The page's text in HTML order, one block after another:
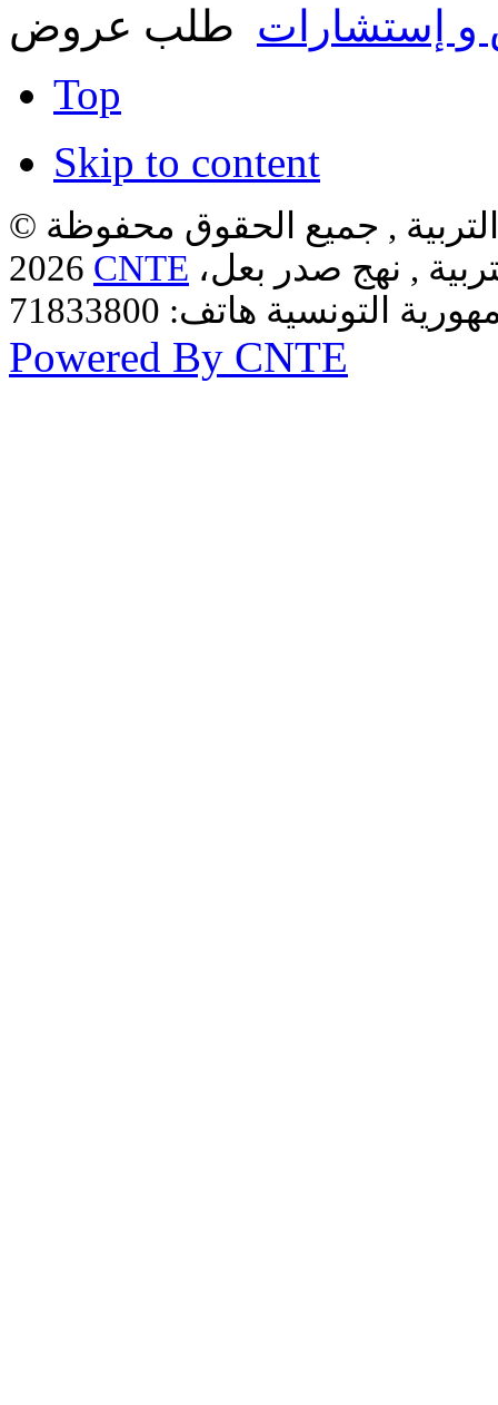
إستشارات طلب عروض
Top
Skip to content
, جميع الحقوق محفوظة ©
CNTE , نهج صدر بعل،
Powered By CNTE